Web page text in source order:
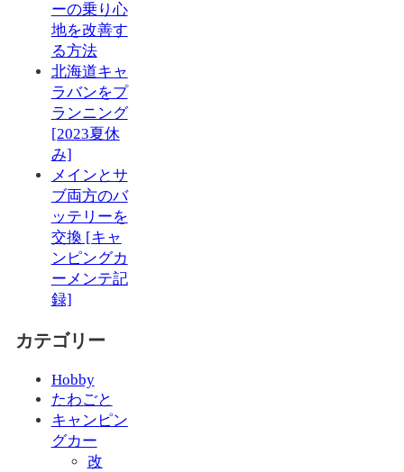
ーの乗り心
地を改善す
る方法
北海道キャ
ラバンをプ
ランニング
[2023夏休
み]
メインとサ
ブ両方のバ
ッテリーを
交換 [キャ
ンピングカ
ーメンテ記
録]
カテゴリー
Hobby
たわごと
キャンピン
グカー
改